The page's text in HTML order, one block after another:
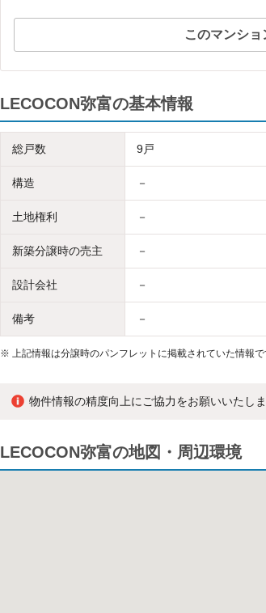
このマンショ
LECOCON弥富の基本情報
総戸数 9戸
構造 －
土地権利 －
新築分譲時の売主 －
設計会社 －
備考 －
※ 上記情報は分譲時のパンフレットに掲載されていた情報
物件情報の精度向上にご協力をお願いいたし
LECOCON弥富の地図・周辺環境